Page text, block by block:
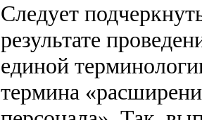
Следует
результате
единой
термина